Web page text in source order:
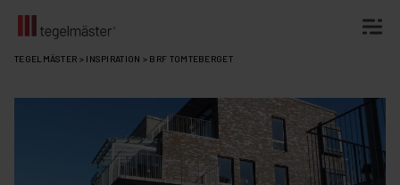
Fortsätt
TEGELMÄSTER > INSPIRATION > BRF TOMTEBERGET